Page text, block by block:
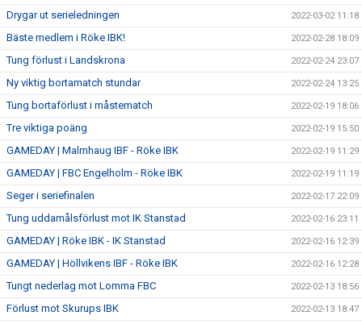
Drygar ut serieledningen 2022-03-02 11:18
Bäste medlem i Röke IBK! 2022-02-28 18:09
Tung förlust i Landskrona 2022-02-24 23:07
Ny viktig bortamatch stundar 2022-02-24 13:25
Tung bortaförlust i måstematch 2022-02-19 18:06
Tre viktiga poäng 2022-02-19 15:50
GAMEDAY | Malmhaug IBF - Röke IBK 2022-02-19 11:29
GAMEDAY | FBC Engelholm - Röke IBK 2022-02-19 11:19
Seger i seriefinalen 2022-02-17 22:09
Tung uddamålsförlust mot IK Stanstad 2022-02-16 23:11
GAMEDAY | Röke IBK - IK Stanstad 2022-02-16 12:39
GAMEDAY | Höllvikens IBF - Röke IBK 2022-02-16 12:28
Tungt nederlag mot Lomma FBC 2022-02-13 18:56
Förlust mot Skurups IBK 2022-02-13 18:47